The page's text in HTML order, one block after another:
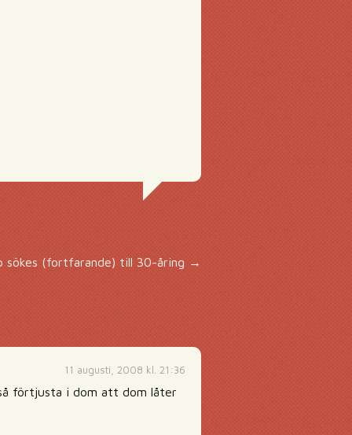
sökes (fortfarande) till 30-åring→
11 augusti, 2008 kl. 21:36
förtjusta i dom att dom låter